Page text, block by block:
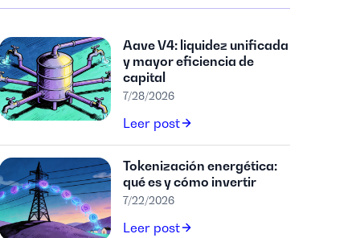
Aave V4: liquidez unificada
y mayor eficiencia de
capital
7/28/2026
Leer post
Tokenización energética:
qué es y cómo invertir
7/22/2026
Leer post